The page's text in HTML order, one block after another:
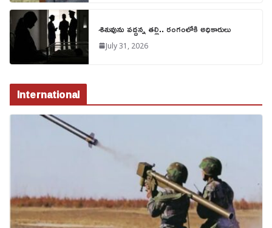
శిశువును వద్దన్న తల్లి.. రంగంలోకి అధికారులు
July 31, 2026
International